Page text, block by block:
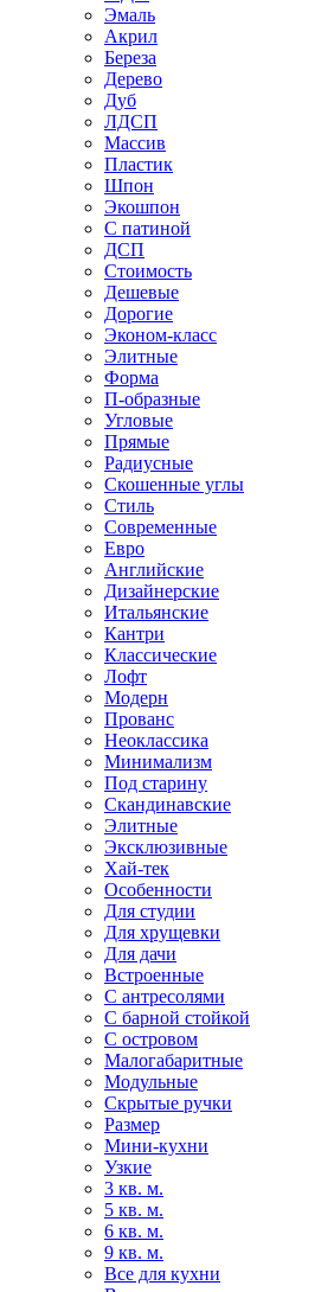
Эмаль
Акрил
Береза
Дерево
Дуб
ЛДСП
Массив
Пластик
Шпон
Экошпон
С патиной
ДСП
Стоимость
Дешевые
Дорогие
Эконом-класс
Элитные
Форма
П-образные
Угловые
Прямые
Радиусные
Скошенные углы
Стиль
Современные
Евро
Английские
Дизайнерские
Итальянские
Кантри
Классические
Лофт
Модерн
Прованс
Неоклассика
Минимализм
Под старину
Скандинавские
Элитные
Эксклюзивные
Хай-тек
Особенности
Для студии
Для хрущевки
Для дачи
Встроенные
С антресолями
С барной стойкой
С островом
Малогабаритные
Модульные
Скрытые ручки
Размер
Мини-кухни
Узкие
3 кв. м.
5 кв. м.
6 кв. м.
9 кв. м.
Все для кухни